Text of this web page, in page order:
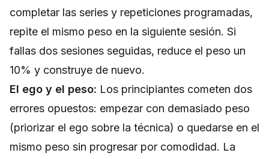
completar las series y repeticiones programadas,
repite el mismo peso en la siguiente sesión. Si
fallas dos sesiones seguidas, reduce el peso un
10% y construye de nuevo.
El ego y el peso: Los principiantes cometen dos
errores opuestos: empezar con demasiado peso
(priorizar el ego sobre la técnica) o quedarse en el
mismo peso sin progresar por comodidad. La